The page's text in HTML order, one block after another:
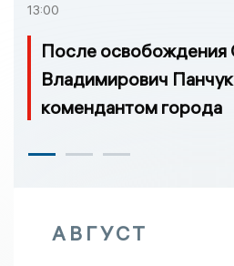
13:00
После освобождения
Владимирович
комендантом города
АВГУСТ